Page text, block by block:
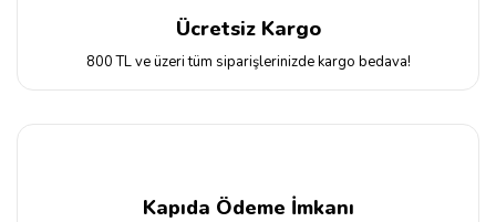
Ücretsiz Kargo
800 TL ve üzeri tüm siparişlerinizde kargo bedava!
Kapıda Ödeme İmkanı